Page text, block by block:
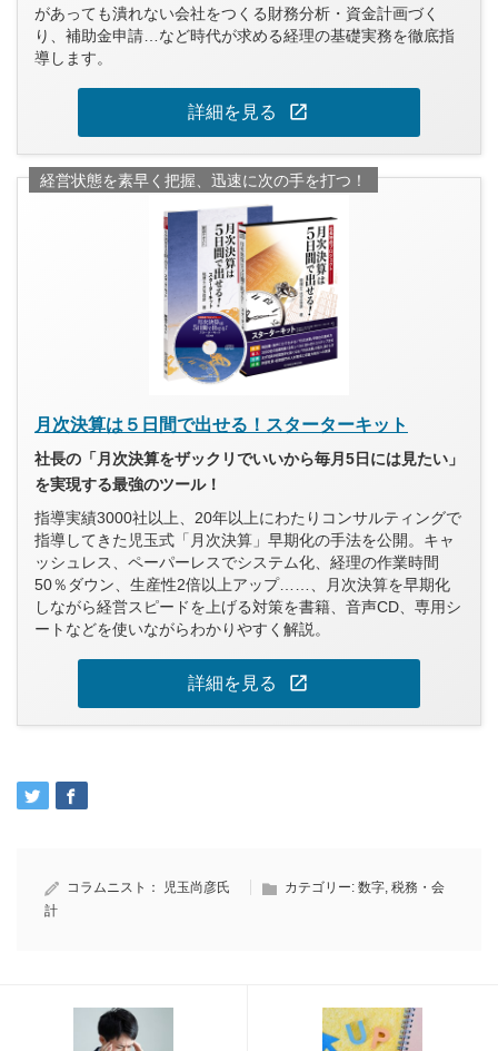
があっても潰れない会社をつくる財務分析・資金計画づく
り、補助金申請…など時代が求める経理の基礎実務を徹底指
導します。
詳細を見る open_in_new
経営状態を素早く把握、迅速に次の手を打つ！
月次決算は５日間で出せる！スターターキット
社長の「月次決算をザックリでいいから毎月5日には見たい」
を実現する最強のツール！
指導実績3000社以上、20年以上にわたりコンサルティングで
指導してきた児玉式「月次決算」早期化の手法を公開。キャ
ッシュレス、ペーパーレスでシステム化、経理の作業時間
50％ダウン、生産性2倍以上アップ……、月次決算を早期化
しながら経営スピードを上げる対策を書籍、音声CD、専用シ
ートなどを使いながらわかりやすく解説。
詳細を見る open_in_new
コラムニスト： 児玉尚彦氏 カテゴリー: 数字, 税務・会
計